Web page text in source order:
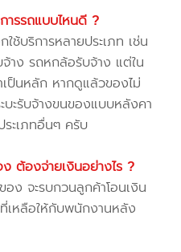
ารรถแบบไหนดี ?
ใช้บริการหลายประเภท เช่น
าง รถหกล้อรับจ้าง แต่ใน
ป็นหลัก หากดูแล้วของไม่
บะรับจ้างขนของแบบหลังคา
ะเภทอื่นๆ ครับ
ต้องจ่ายเงินอย่างไร ?
ง จะรบกวนลูกค้าโอนเงิน
เหลือให้กับพนักงานหลัง